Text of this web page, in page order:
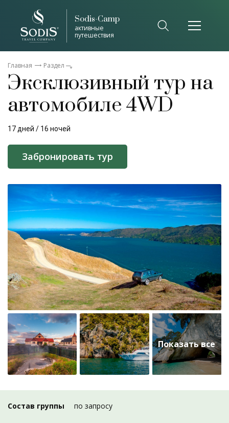
Sodis-Camp
активные
путешествия
Главная Раздел
Эксклюзивный тур на
автомобиле 4WD
17 дней / 16 ночей
Забронировать тур
Состав группы по запросу